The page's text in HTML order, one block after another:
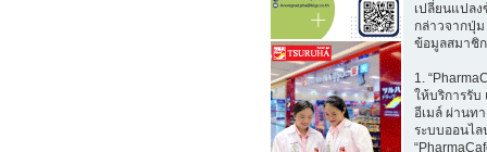
เปลี่ยนแปล
กล่าวจากปุ่
ข้อมูลสมาชิ
1.
ให้บริการรับ
อีเมล์ ผ่านท
ระบบออนไล